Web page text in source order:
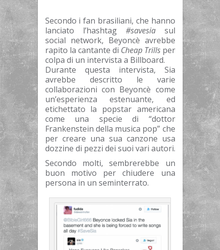
Secondo i fan brasiliani, che hanno
lanciato l’hashtag #savesiasul
social network, Beyoncè avrebbe
rapito la cantante di Cheap Trillsper
colpa di un intervista a Billboard.
Durante questa intervista, Sia
avrebbe descritto le varie
collaborazioni con Beyoncè come
un’esperienza estenuante, ed
etichettato la popstar americana
come una specie di “dottor
Frankenstein della musica pop” che
per creare una sua canzone usa
dozzine di pezzi dei suoi vari autori.
Secondo molti, sembrerebbe un
buon motivo per chiudere una
persona in un seminterrato.